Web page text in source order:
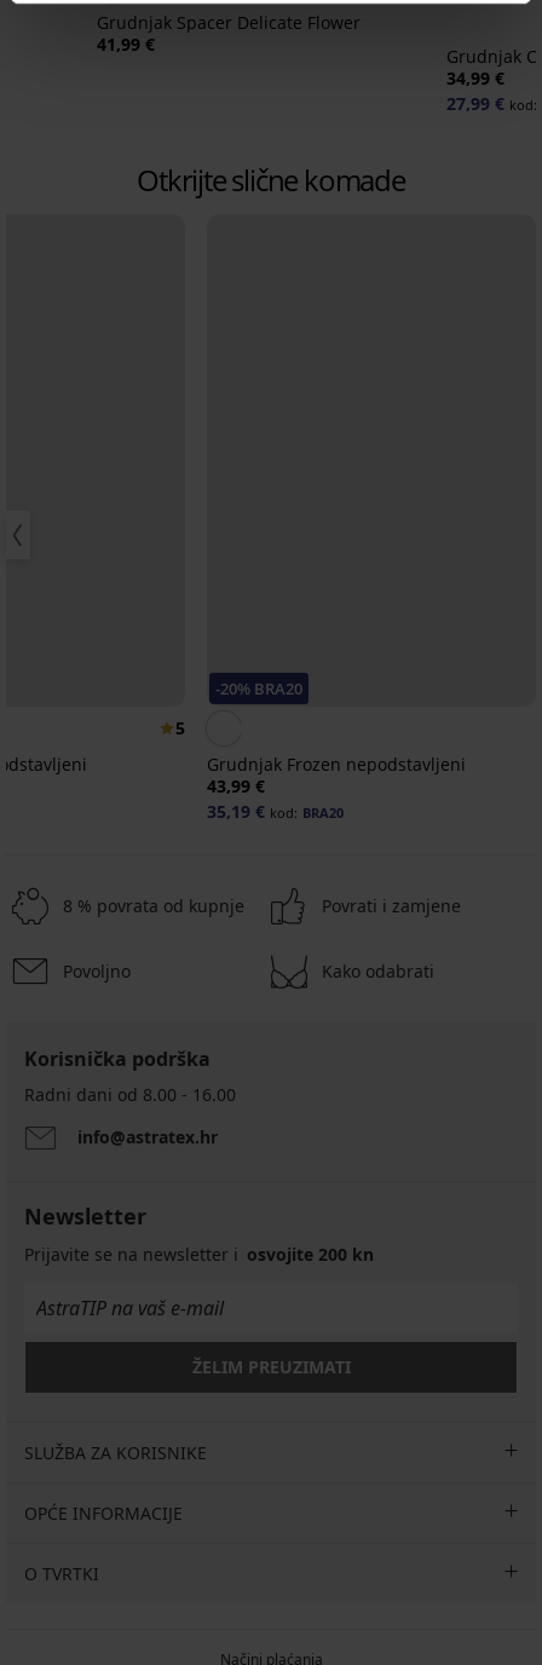
Grudnjak Spacer Delicate Flower
41,99 €
Grudnjak
34,99 €
27,99 € kod:
Otkrijte slične komade
5
-20% BRA20
Grudnjak Frozen nepodstavljeni
43,99 €
35,19 € kod: BRA20
4,9
smanjivanje
Thalia
41,99
Kod
4,2
Grudnjak
Luisse
nepodstavljen
€
5
Grudnjak
čipkast
€
€
BRA20
8 % povrata od kupnje Povrati i zamjene
Povoljno Kako odabrati
Korisnička podrška
Radni dani od 8.00 - 16.00
info@astratex.hr
Newsletter
Prijavite se na newsletter i osvojite 200 kn
ŽELIM PREUZIMATI
SLUŽBA ZA KORISNIKE
OPĆE INFORMACIJE
O TVRTKI
Načini plaćanja